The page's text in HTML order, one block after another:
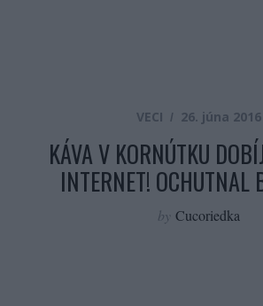
VECI 26. júna 2016
KÁVA V KORNÚTKU
INTERNET! OCHUTNAL
by Cucoriedka